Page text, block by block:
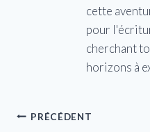
cette
pour
cherchant
horizons à
Navigation
PRÉCÉDENT